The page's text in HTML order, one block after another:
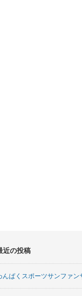
近の投稿
んぱくスポーツサンファン